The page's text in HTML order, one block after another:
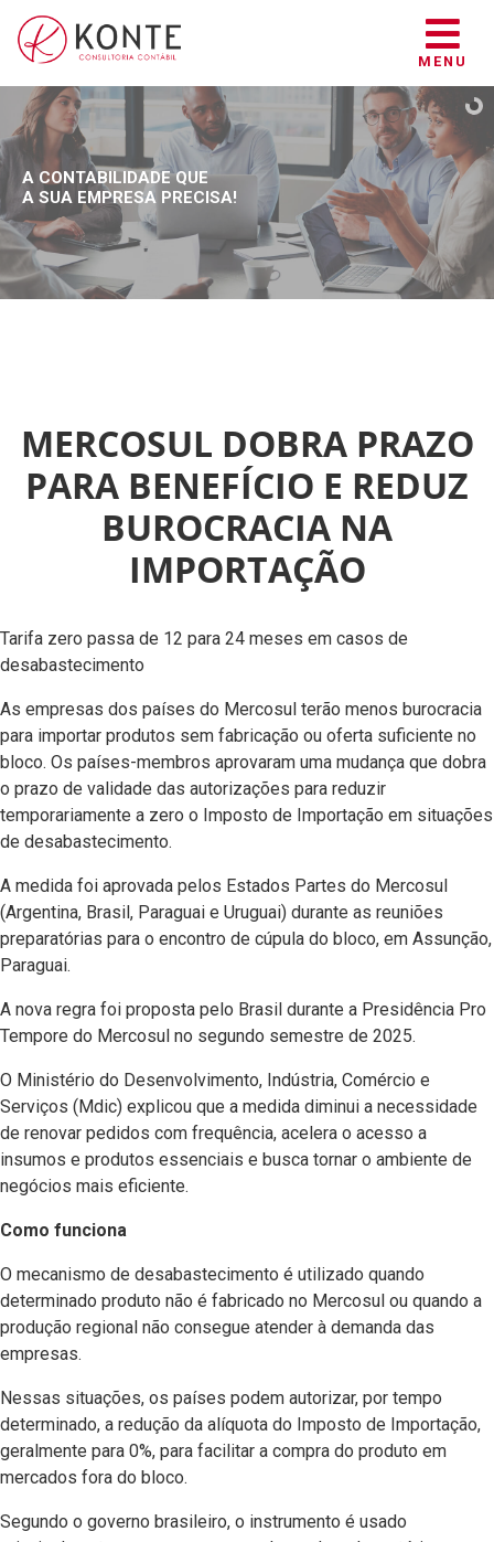
MENU
A CONTABILIDADE QUE
A SUA EMPRESA PRECISA!
MERCOSUL DOBRA PRAZO
PARA BENEFÍCIO E REDUZ
BUROCRACIA NA
IMPORTAÇÃO
Tarifa zero passa de 12 para 24 meses em casos de
desabastecimento
As empresas dos países do Mercosul terão menos burocracia
para importar produtos sem fabricação ou oferta suficiente no
bloco. Os países-membros aprovaram uma mudança que dobra
o prazo de validade das autorizações para reduzir
temporariamente a zero o Imposto de Importação em situações
de desabastecimento.
A medida foi aprovada pelos Estados Partes do Mercosul
(Argentina, Brasil, Paraguai e Uruguai) durante as reuniões
preparatórias para o encontro de cúpula do bloco, em Assunção,
Paraguai.
A nova regra foi proposta pelo Brasil durante a Presidência Pro
Tempore do Mercosul no segundo semestre de 2025.
O Ministério do Desenvolvimento, Indústria, Comércio e
Serviços (Mdic) explicou que a medida diminui a necessidade
de renovar pedidos com frequência, acelera o acesso a
insumos e produtos essenciais e busca tornar o ambiente de
negócios mais eficiente.
Como funciona
O mecanismo de desabastecimento é utilizado quando
determinado produto não é fabricado no Mercosul ou quando a
produção regional não consegue atender à demanda das
empresas.
Nessas situações, os países podem autorizar, por tempo
determinado, a redução da alíquota do Imposto de Importação,
geralmente para 0%, para facilitar a compra do produto em
mercados fora do bloco.
Segundo o governo brasileiro, o instrumento é usado